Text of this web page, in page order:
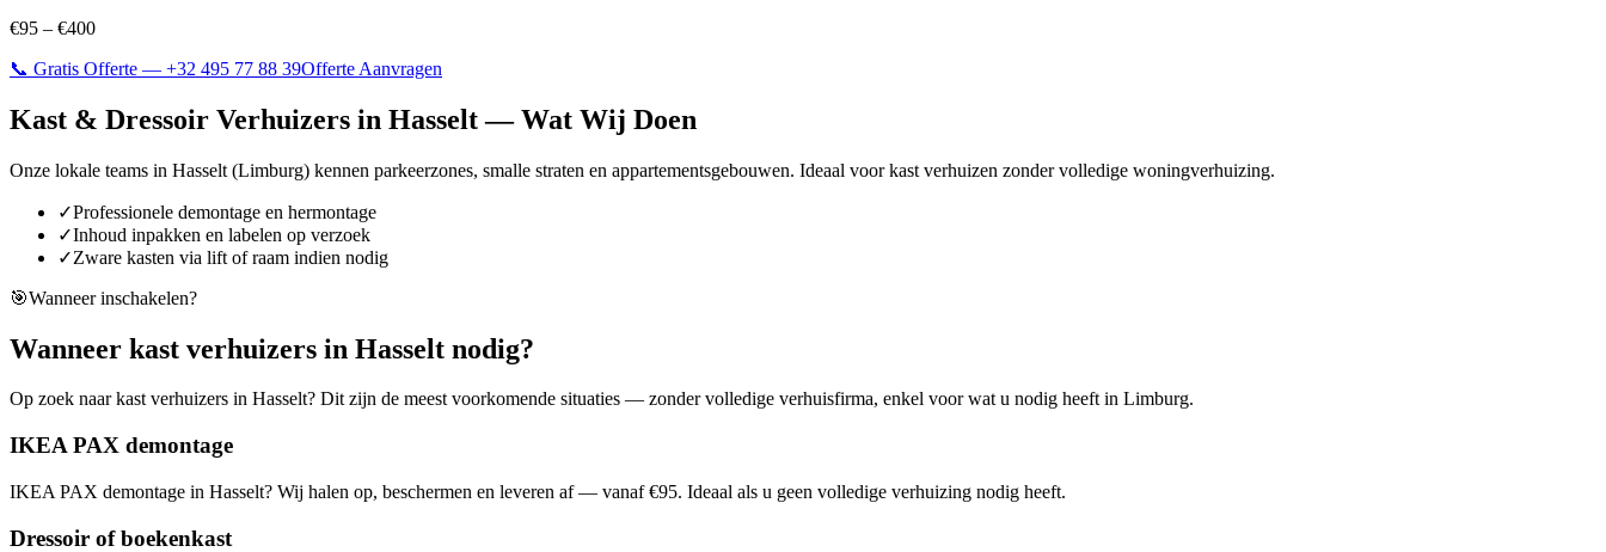
€95 – €400
📞 Gratis Offerte — +32 495 77 88 39Offerte Aanvragen
Kast & Dressoir Verhuizers in Hasselt— Wat Wij Doen
Onze lokale teams in Hasselt (Limburg) kennen parkeerzones, smalle straten en appartementsgebouwen. Ideaal voorkast verhuizen zonder volledige woningverhuizing.
✓Professionele demontage en hermontage
✓Inhoud inpakken en labelen op verzoek
✓Zware kasten via lift of raam indien nodig
🎯Wanneer inschakelen?
Wanneer kast verhuizers in Hasselt nodig?
Op zoek naar kast verhuizers in Hasselt? Dit zijn de meest voorkomende situaties — zonder volledige verhuisfirma, enkel voor wat u nodig heeft in Limburg.
IKEA PAX demontage
IKEA PAX demontage in Hasselt? Wij halen op, beschermen en leveren af — vanaf €95. Ideaal als u geen volledige verhuizing nodig heeft.
Dressoir of boekenkast